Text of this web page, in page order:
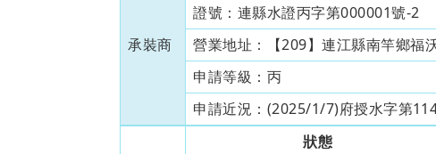
承裝商
證號： 連縣水證丙字第000001號-2
營業地址：
【209】連江縣南竿鄉福
申請等級： 丙
申請近況： (2025/1/7)府授水字第
狀態